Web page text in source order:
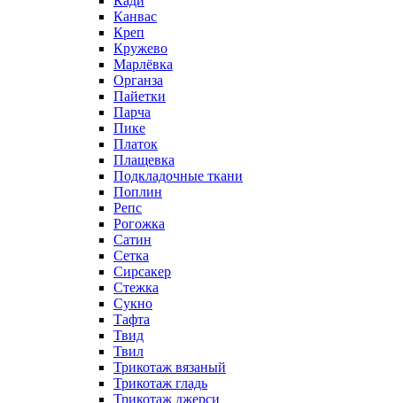
Канвас
Креп
Кружево
Марлёвка
Органза
Пайетки
Парча
Пике
Платок
Плащевка
Подкладочные ткани
Поплин
Репс
Рогожка
Сатин
Сетка
Сирсакер
Стежка
Сукно
Тафта
Твид
Твил
Трикотаж вязаный
Трикотаж гладь
Трикотаж джерси